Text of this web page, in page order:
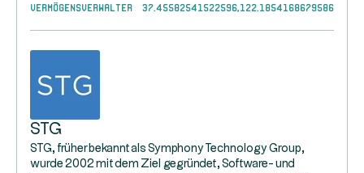
Vermögensverwalter 37.45582541522596,122.1854168679586
STG
STG, früher bekannt als Symphony Technology Group,
wurde 2002 mit dem Ziel gegründet, Software- und